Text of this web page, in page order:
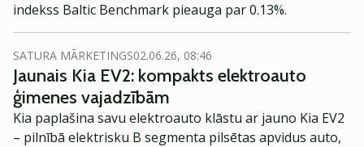
indekss Baltic Benchmark pieauga par 0.13%.
SATURA MĀRKETINGS02.06.26, 08:46
Jaunais Kia EV2: kompakts elektroauto
ģimenes vajadzībām
Kia paplašina savu elektroauto klāstu ar jauno Kia EV2
– pilnībā elektrisku B segmenta pilsētas apvidus auto,